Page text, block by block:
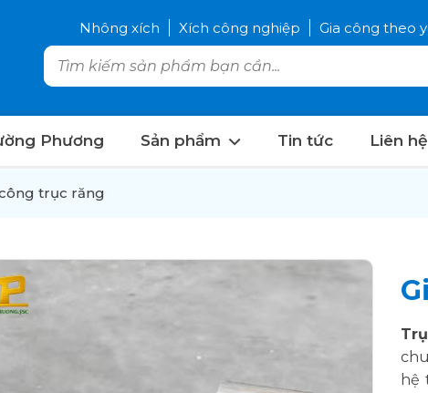
Nhông xích Xích công nghiệp Gia công theo
Phương Sản phẩm Tin tức Liên hệ
trục răng
hệ